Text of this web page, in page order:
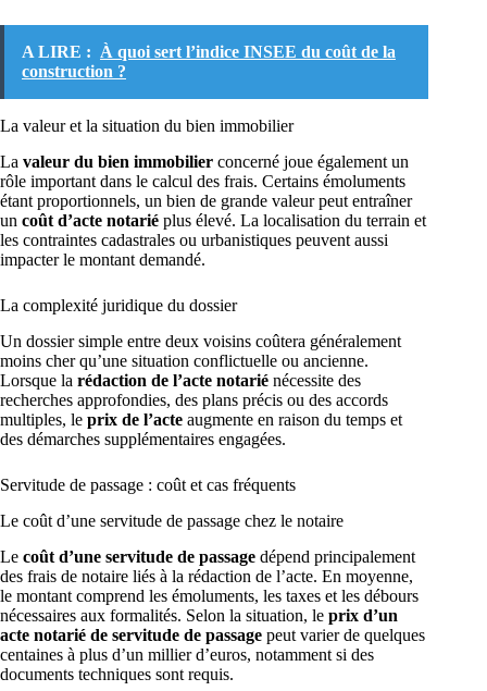
A LIRE : À quoi sert l’indice INSEE du coût de la
construction ?
La valeur et la situation du bien immobilier
La valeur du bien immobilier concerné joue également un
rôle important dans le calcul des frais. Certains émoluments
étant proportionnels, un bien de grande valeur peut entraîner
un coût d’acte notarié plus élevé. La localisation du terrain et
les contraintes cadastrales ou urbanistiques peuvent aussi
impacter le montant demandé.
La complexité juridique du dossier
Un dossier simple entre deux voisins coûtera généralement
moins cher qu’une situation conflictuelle ou ancienne.
Lorsque la rédaction de l’acte notarié nécessite des
recherches approfondies, des plans précis ou des accords
multiples, le prix de l’acte augmente en raison du temps et
des démarches supplémentaires engagées.
Servitude de passage : coût et cas fréquents
Le coût d’une servitude de passage chez le notaire
Le coût d’une servitude de passage dépend principalement
des frais de notaire liés à la rédaction de l’acte. En moyenne,
le montant comprend les émoluments, les taxes et les débours
nécessaires aux formalités. Selon la situation, le prix d’un
acte notarié de servitude de passage peut varier de quelques
centaines à plus d’un millier d’euros, notamment si des
documents techniques sont requis.